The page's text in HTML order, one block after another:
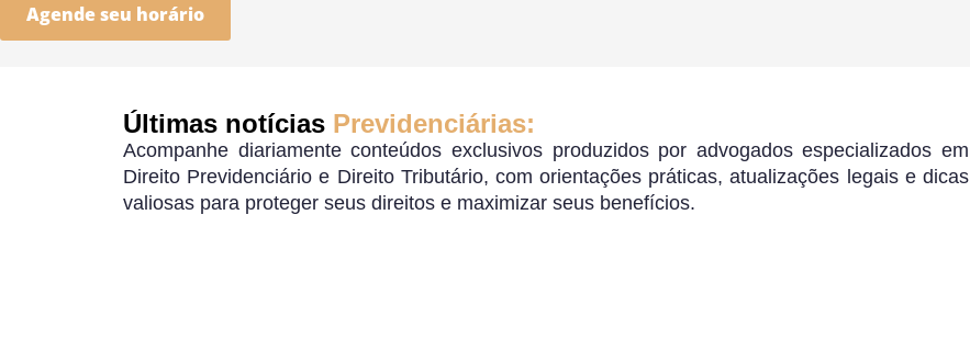
Agende seu horário
Últimas notícias Previdenciárias:
Acompanhe diariamente conteúdos exclusivos produzidos por advogados especializados em
Direito Previdenciário e Direito Tributário, com orientações práticas, atualizações legais e dicas
valiosas para proteger seus direitos e maximizar seus benefícios.